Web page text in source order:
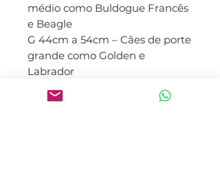
médio como Buldogue Francês
e Beagle
G 44cm a 54cm – Cães de porte
grande como Golden e
Labrador
GG 55cm ou maior – Cães de
porte gigante como Dog